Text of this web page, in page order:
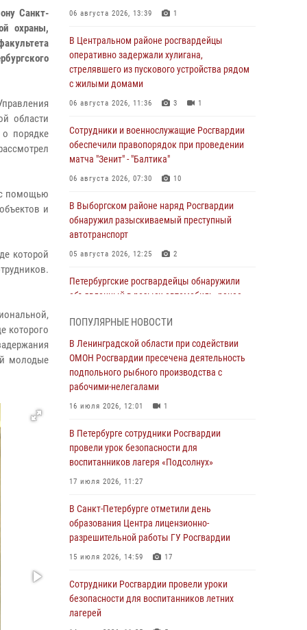
Санкт-
охраны,
области
порядке
с помощью
и
которой
которого
молодые
06 августа 2026, 13:39 1
В Центральном районе росгвардейцы
оперативно задержали хулигана,
стрелявшего из пускового устройства рядом
с жилыми домами
06 августа 2026, 11:36 3 1
Сотрудники и военнослужащие Росгвардии
обеспечили правопорядок при проведении
матча "Зенит" - "Балтика"
06 августа 2026, 07:30 10
В Выборгском районе наряд Росгвардии
обнаружил разыскиваемый преступный
автотранспорт
05 августа 2026, 12:25 2
Петербургские росгвардейцы обнаружили
объявленный в розыск автомобиль, ранее
Ленобласти
04 августа 2026, 14:05
В Зеленогорске сотрудники Росгвардии, став
очевидцами серьезного ДТП, вызвали на
пострадавшим
03 августа 2026, 14:15 3 1
03 августа 2026, 13:26 5
В Ленинградской области сотрудники
Росгвардии обнаружили пропавшего
вернуться домой
03 августа 2026, 11:51
В Санкт-Петербурге при содействии СОБР
ПОПУЛЯРНЫЕ НОВОСТИ
В Ленинградской области при содействии
ОМОН Росгвардии пресечена деятельность
подпольного рыбного производства с
рабочими-нелегалами
16 июля 2026, 12:01 1
В Петербурге сотрудники Росгвардии
провели урок безопасности для
воспитанников лагеря «Подсолнух»
17 июля 2026, 11:27
В Санкт-Петербурге отметили день
образования Центра лицензионно-
разрешительной работы ГУ Росгвардии
15 июля 2026, 14:59 17
Сотрудники Росгвардии провели уроки
безопасности для воспитанников летних
лагерей